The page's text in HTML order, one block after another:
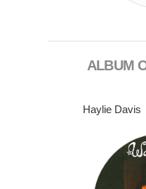
ALBUM
Haylie Davis